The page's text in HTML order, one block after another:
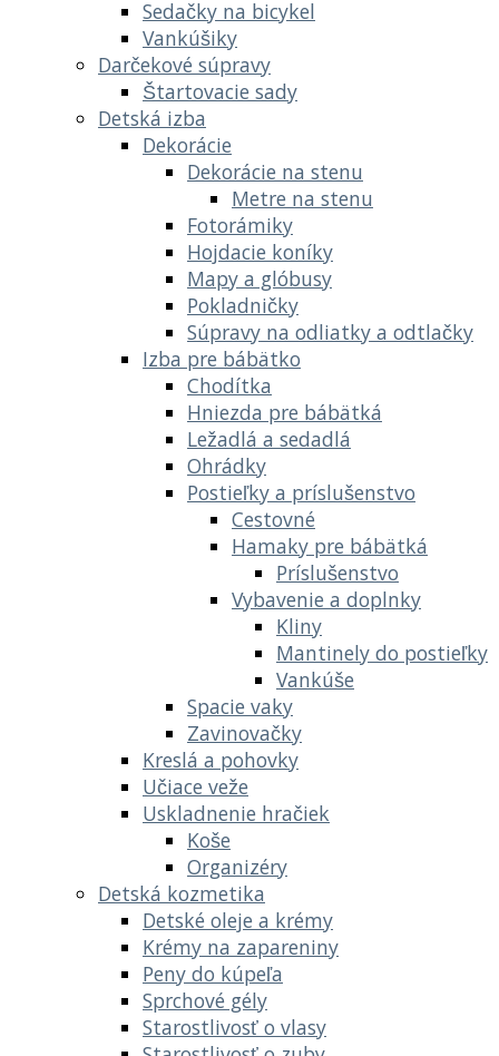
Sedačky na bicykel
Vankúšiky
Darčekové súpravy
Štartovacie sady
Detská izba
Dekorácie
Dekorácie na stenu
Metre na stenu
Fotorámiky
Hojdacie koníky
Mapy a glóbusy
Pokladničky
Súpravy na odliatky a odtlačky
Izba pre bábätko
Chodítka
Hniezda pre bábätká
Ležadlá a sedadlá
Ohrádky
Postieľky a príslušenstvo
Cestovné
Hamaky pre bábätká
Príslušenstvo
Vybavenie a doplnky
Kliny
Mantinely do postieľky
Vankúše
Spacie vaky
Zavinovačky
Kreslá a pohovky
Učiace veže
Uskladnenie hračiek
Koše
Organizéry
Detská kozmetika
Detské oleje a krémy
Krémy na zapareniny
Peny do kúpeľa
Sprchové gély
Starostlivosť o vlasy